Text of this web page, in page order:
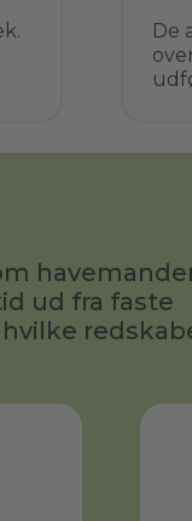
De
ud fra faste